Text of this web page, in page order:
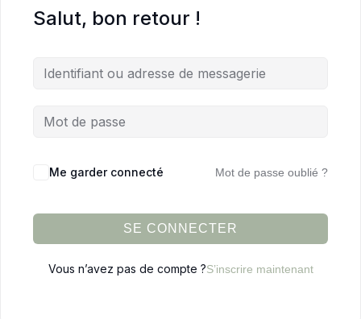
Salut, bon retour !
Me garder connecté Mot de passe oublié ?
SE CONNECTER
Vous n’avez pas de compte ?S’inscrire maintenant